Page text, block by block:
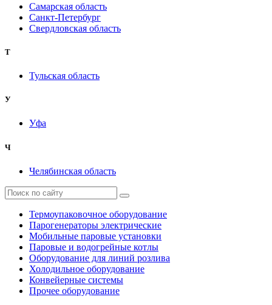
Самарская область
Санкт-Петербург
Свердловская область
Т
Тульская область
У
Уфа
Ч
Челябинская область
Термоупаковочное оборудование
Парогенераторы электрические
Мобильные паровые установки
Паровые и водогрейные котлы
Оборудование для линий розлива
Холодильное оборудование
Конвейерные системы
Прочее оборудование